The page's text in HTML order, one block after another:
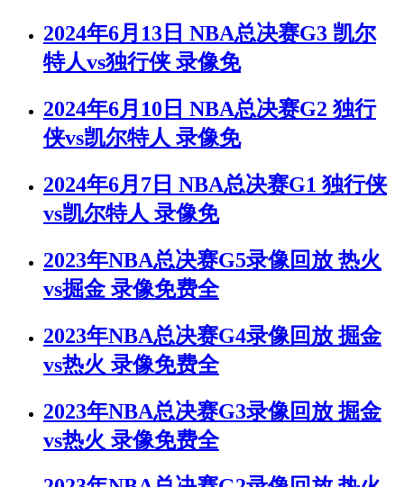
2024年6月13日 NBA总决赛G3 凯尔
特人vs独行侠 录像免
2024年6月10日 NBA总决赛G2 独行
侠vs凯尔特人 录像免
2024年6月7日 NBA总决赛G1 独行侠
vs凯尔特人 录像免
2023年NBA总决赛G5录像回放 热火
vs掘金 录像免费全
2023年NBA总决赛G4录像回放 掘金
vs热火 录像免费全
2023年NBA总决赛G3录像回放 掘金
vs热火 录像免费全